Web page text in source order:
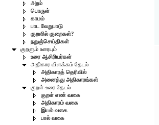
அறம்
பொருள்
காமம்
பாட வேறுபாடு
குறளில் குறைகள்?
நறுஞ்செய்திகள்
குறளும் உரையும்
உரை ஆசிரியர்கள்
அதிகார விளக்கம் தேடல்
அதிகாரத் தெரிவில்
அனைத்து அதிகாரங்கள்
குறள்-உரை தேடல்
குறள் எண் வகை
அதிகாரம் வகை
இயல் வகை
பால் வகை